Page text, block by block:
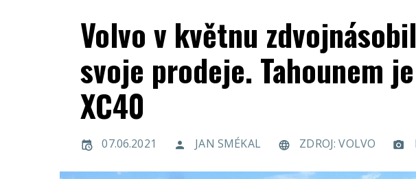
Volvo v květnu
svoje prodeje. Tahounem
XC40
07.06.2021 JAN SMÉKAL ZDROJ: VOLVO